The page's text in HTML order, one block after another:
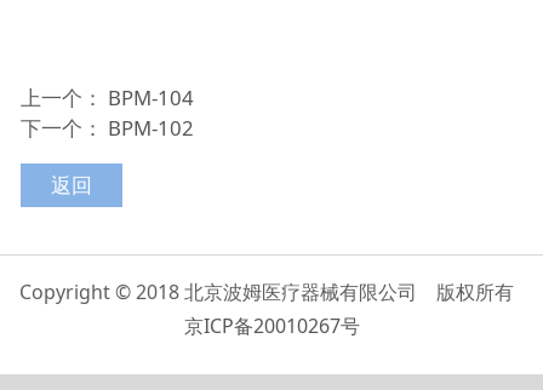
上一个： BPM-104
下一个： BPM-102
返回
Copyright © 2018 北京波姆医疗器械有限公司 版权所有
京ICP备20010267号